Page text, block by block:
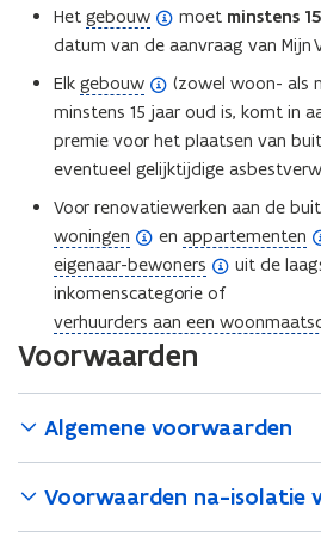
i
e
t
i
e
f
i
n
i
)
Het gebouw
(
o
e
d
f
i
n
i
t
i
e
moet minstens
datum van de aanvraag van Mijn
Elk gebouw
(
o
p
e
e
f
i
n
t
i
(zowel woon- als
minstens 15 jaar oud is, komt in
premie voor het plaatsen van
eventueel gelijktijdige
Voor renovatiewerken aan de
woningen
(
o
p
e
n
f
i
n
en appartementen
(
o
p
e
n
f
i
n
eigenaar-bewoners
(
o
p
e
e
f
i
uit de
inkomenscategorie of
verhuurders aan een
(
o
n
d
e
Voorwaarden
Algemene voorwaarden
Voorwaarden na-isolatie